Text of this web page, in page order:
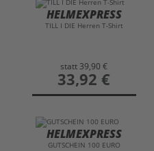
HELMEXPRESS
TILL I DIE Herren T-Shirt
statt 39,90 €
preis
33,92 €
HELMEXPRESS
GUTSCHEIN 100 EURO